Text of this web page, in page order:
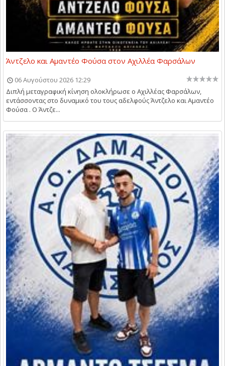
Άντζελο και Αμαντέο Φούσα στον Αχιλλέα Φαρσάλων
06 Αυγούστου 2026 12:29
Διπλή μεταγραφική κίνηση ολοκλήρωσε ο Αχιλλέας Φαρσάλων,
εντάσσοντας στο δυναμικό του τους αδελφούς Άντζελο και Αμαντέο
Φούσα . Ο Άντζε...